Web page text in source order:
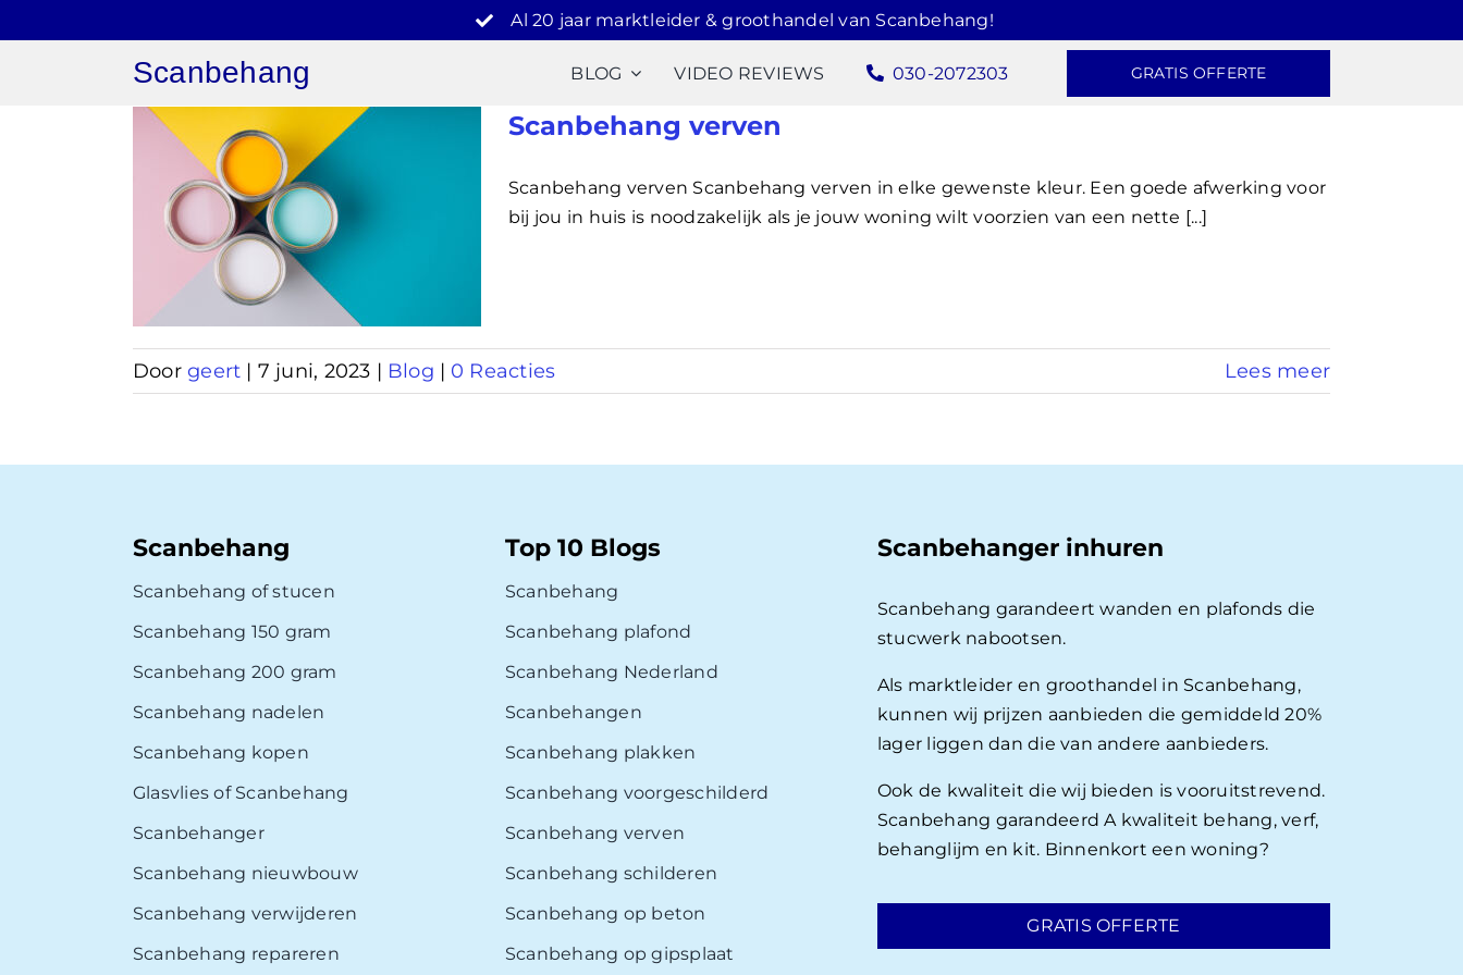
naar
Al 20 jaar marktleider & groothandel van Scanbehang!
Scanbehang BLOG VIDEO REVIEWS 030-2072303 GRATIS OFFERTE
Scanbehang verven
Scanbehang verven Scanbehang verven in elke gewenste kleur. Een goede afwerking voor
bij jou in huis is noodzakelijk als je jouw woning wilt voorzien van een nette [...]
Doorgeert | 7 juni, 2023 | Blog | 0 Reacties Lees meer
Scanbehang
Scanbehang of stucen
Scanbehang 150 gram
Scanbehang 200 gram
Scanbehang nadelen
Scanbehang kopen
Glasvlies of Scanbehang
Scanbehanger
Scanbehang nieuwbouw
Scanbehang verwijderen
Scanbehang repareren
Top 10 Blogs
Scanbehang
Scanbehang plafond
Scanbehang Nederland
Scanbehangen
Scanbehang plakken
Scanbehang voorgeschilderd
Scanbehang verven
Scanbehang schilderen
Scanbehang op beton
Scanbehang op gipsplaat
Scanbehanger inhuren
Scanbehang garandeert wanden en plafonds die
stucwerk nabootsen.
Als marktleider en groothandel in Scanbehang,
kunnen wij prijzen aanbieden die gemiddeld 20%
lager liggen dan die van andere aanbieders.
Ook de kwaliteit die wij bieden is vooruitstrevend.
Scanbehang garandeerd A kwaliteit behang, verf,
behanglijm en kit. Binnenkort een woning?
GRATIS OFFERTE